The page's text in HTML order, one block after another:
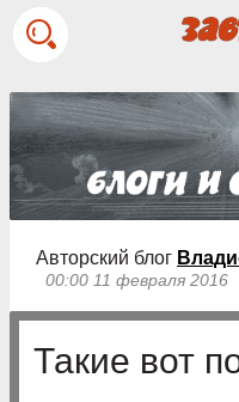
Авторский блог
00:00 11 февраля 2016
Такие вот